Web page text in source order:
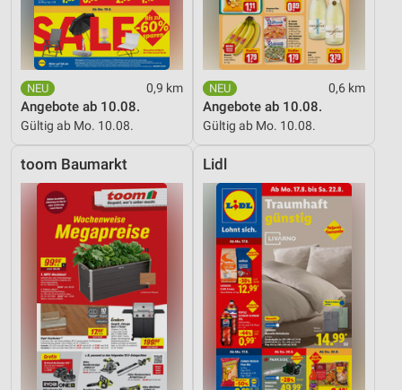
0,9 km
Angebote ab 10.08.
Gültig ab Mo. 10.08.
0,6 km
Angebote ab 10.08.
Gültig ab Mo. 10.08.
toom Baumarkt Lidl